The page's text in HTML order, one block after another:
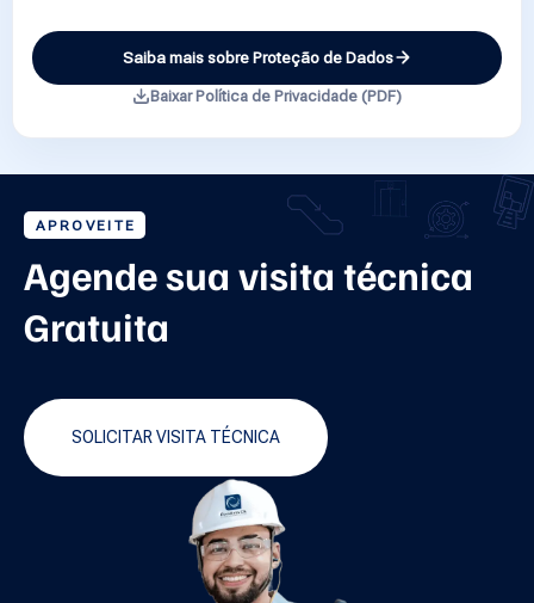
Saiba mais sobre Proteção de Dados
Baixar Política de Privacidade (PDF)
APROVEITE
Agende sua visita técnica
Gratuita
SOLICITAR VISITA TÉCNICA